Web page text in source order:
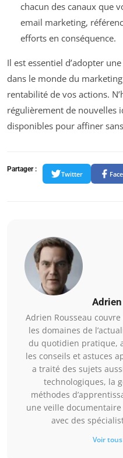
chacun des canaux que
email marketing,
efforts en conséquence.
Il est essentiel d’adopter
dans le monde du
rentabilité de vos actions.
régulièrement de nouvelles
disponibles pour affiner
Partager :
Twitter
Adrien Rousseau
les domaines de
du quotidien pratique,
les conseils et astuces
a traité des sujets
technologiques, la
méthodes
une veille
avec des
Voir